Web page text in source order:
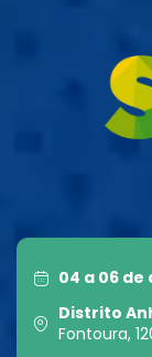
04 a 06 de
Distrito
Fontoura,